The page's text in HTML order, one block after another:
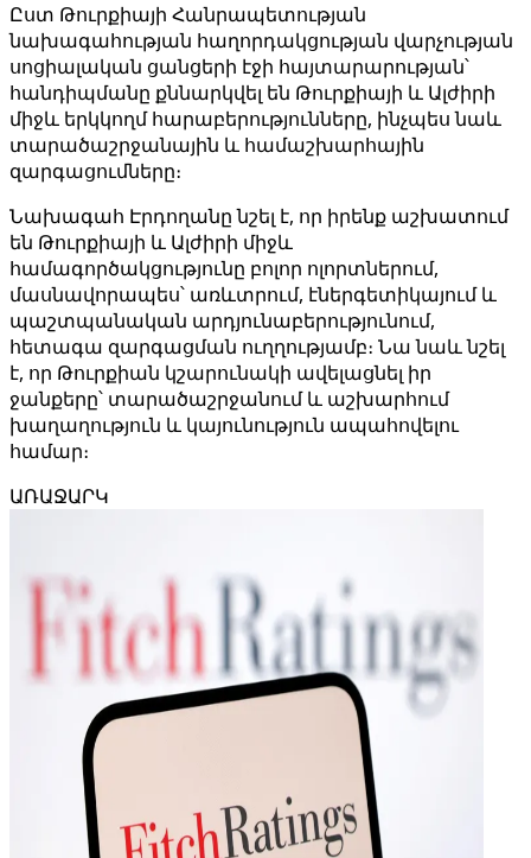
Ըստ Թուրքիայի Հանրապետության
նախագահության հաղորդակցության վարչության
սոցիալական ցանցերի էջի հայտարարության՝
հանդիպմանը քննարկվել են Թուրքիայի և Ալժիրի
միջև երկկողմ հարաբերությունները, ինչպես նաև
տարածաշրջանային և համաշխարհային
զարգացումները։
Նախագահ Էրդողանը նշել է, որ իրենք աշխատում
են Թուրքիայի և Ալժիրի միջև
համագործակցությունը բոլոր ոլորտներում,
մասնավորապես՝ առևտրում, էներգետիկայում և
պաշտպանական արդյունաբերությունում,
հետագա զարգացման ուղղությամբ։ Նա նաև նշել
է, որ Թուրքիան կշարունակի ավելացնել իր
ջանքերը՝ տարածաշրջանում և աշխարհում
խաղաղություն և կայունություն ապահովելու
համար։
ԱՌԱՋԱՐԿ